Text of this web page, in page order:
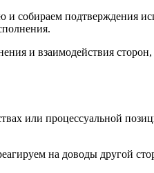
собираем подтверждения
и взаимодействия
или процессуальной
на доводы другой